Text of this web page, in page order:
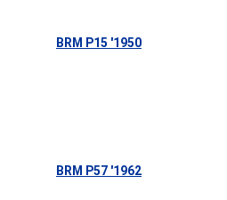
BRM P15 '1950
BRM P57 '1962